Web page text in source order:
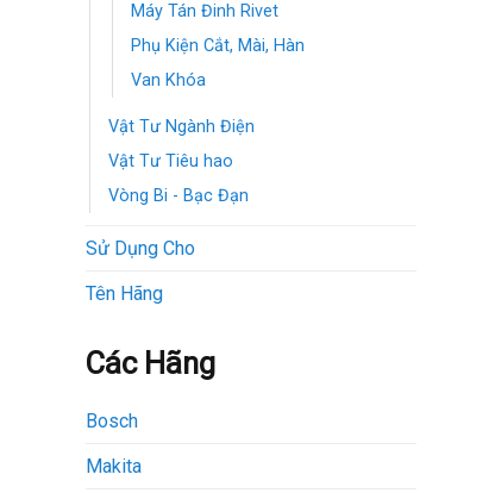
Máy Tán Đinh Rivet
Phụ Kiện Cắt, Mài, Hàn
Van Khóa
Vật Tư Ngành Điện
Vật Tư Tiêu hao
Vòng Bi - Bạc Đạn
Sử Dụng Cho
Tên Hãng
Các Hãng
Bosch
Makita